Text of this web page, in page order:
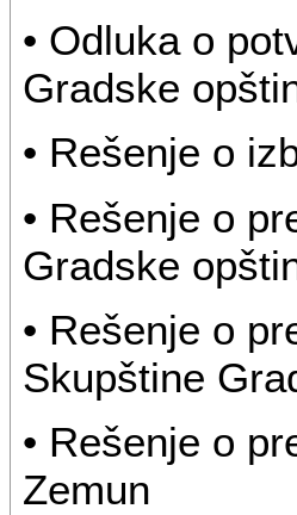
• Odluka o
Gradske
• Rešenje o
• Rešenje o
Gradske
• Rešenje o
Skupštine
• Rešenje o
Zemun